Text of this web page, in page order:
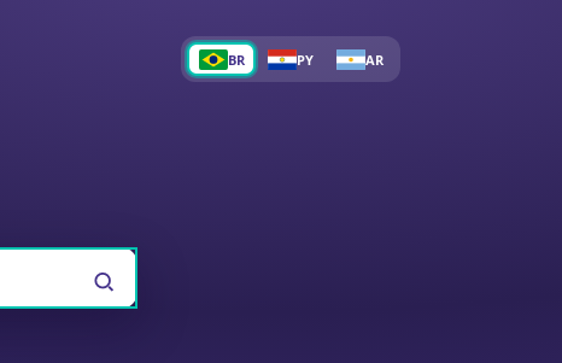
BR PY AR